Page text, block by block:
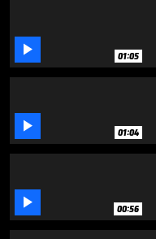
 01:05
 01:04
 00:56